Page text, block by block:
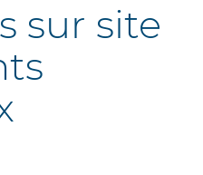
sur site